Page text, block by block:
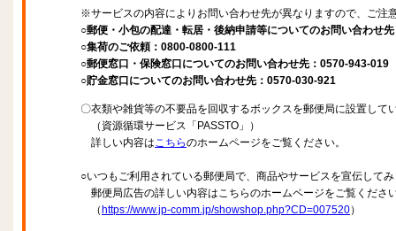
※サービスの内容によりお問い合わせ先が異なりますので、ご注
○郵便・小包の配達・転居・後納申請等についてのお問い合わせ
○集荷のご依頼：0800-0800-111
○郵便窓口・保険窓口についてのお問い合わせ先：0570-943-019
○貯金窓口についてのお問い合わせ先：0570-030-921
〇衣類や雑貨等の不要品を回収するボックスを郵便局に設置して
（資源循環サービス「PASSTO」）
詳しい内容はこちらのホームページをご覧ください。
○いつもご利用されている郵便局で、商品やサービスを宣伝して
郵便局広告の詳しい内容はこちらのホームページをご覧くださ
（ https://www.jp-comm.jp/showshop.php?CD=007520）